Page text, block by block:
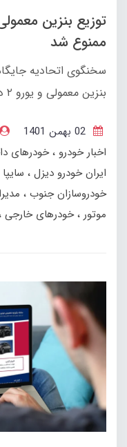
ممنوع شد
سخنگوی اتحادیه
بنزین معمولی و یورو ۲ در کلانشهرها خبر داد
اخبار خودرو
خودرهای
ایران خودرو دیزل
سایپا
خودروسازان جنوب
موتور خودرهای خارجی